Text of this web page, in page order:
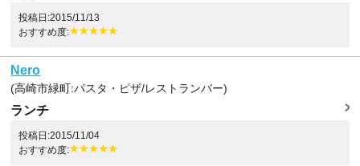
投稿日:2015/11/13
おすすめ度:
Nero
(高崎市緑町:パスタ・ピザ/レストランバー)
ランチ
投稿日:2015/11/04
おすすめ度: